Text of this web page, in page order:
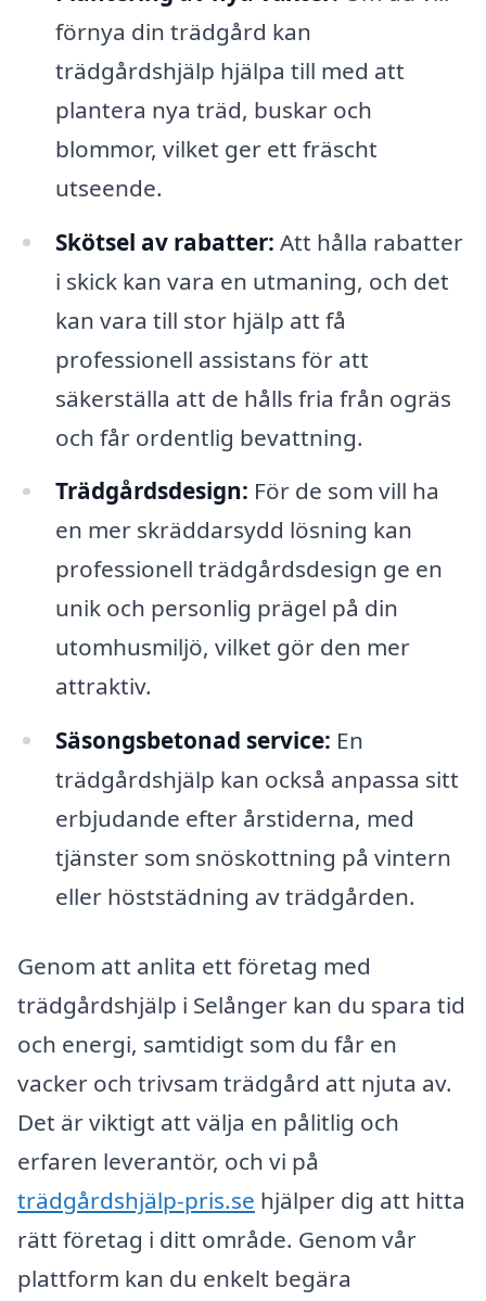
förnya din trädgård kan
trädgårdshjälp hjälpa till med att
plantera nya träd, buskar och
blommor, vilket ger ett fräscht
utseende.
Skötsel av rabatter: Att hålla rabatter
i skick kan vara en utmaning, och det
kan vara till stor hjälp att få
professionell assistans för att
säkerställa att de hålls fria från ogräs
och får ordentlig bevattning.
Trädgårdsdesign: För de som vill ha
en mer skräddarsydd lösning kan
professionell trädgårdsdesign ge en
unik och personlig prägel på din
utomhusmiljö, vilket gör den mer
attraktiv.
Säsongsbetonad service: En
trädgårdshjälp kan också anpassa sitt
erbjudande efter årstiderna, med
tjänster som snöskottning på vintern
eller höststädning av trädgården.
Genom att anlita ett företag med
trädgårdshjälp i Selånger kan du spara tid
och energi, samtidigt som du får en
vacker och trivsam trädgård att njuta av.
Det är viktigt att välja en pålitlig och
erfaren leverantör, och vi på
trädgårdshjälp-pris.se hjälper dig att hitta
rätt företag i ditt område. Genom vår
plattform kan du enkelt begära